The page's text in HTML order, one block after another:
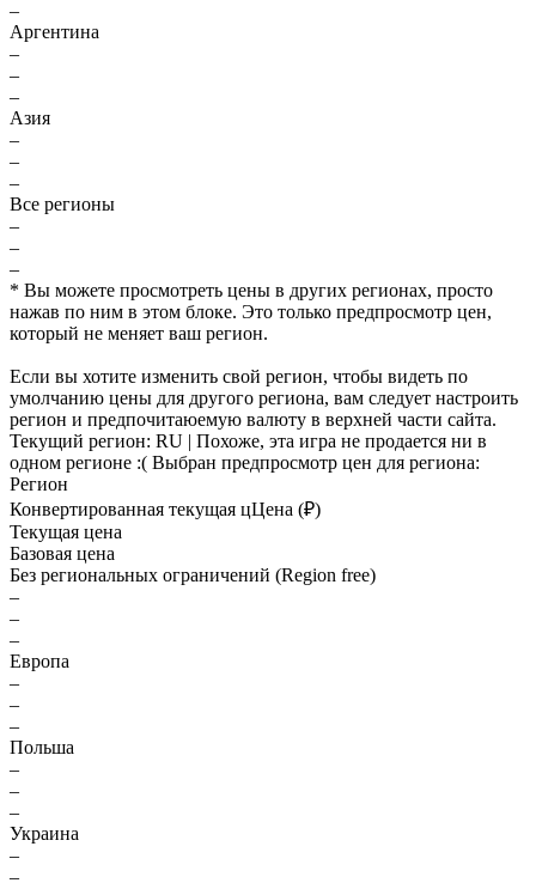
–
Аргентина
–
–
–
Азия
–
–
–
Все регионы
–
–
–
* Вы можете просмотреть цены в других регионах, просто
нажав по ним в этом блоке. Это только предпросмотр цен,
который не меняет ваш регион.
Если вы хотите изменить свой регион, чтобы видеть по
умолчанию цены для другого региона, вам следует настроить
регион и предпочитаюемую валюту в верхней части сайта.
Текущий регион: RU | Похоже, эта игра не продается ни в
одном регионе :( Выбран предпросмотр цен для региона:
Регион
Конвертированная текущая цЦена (₽)
Текущая цена
Базовая цена
Без региональных ограничений (Region free)
–
–
–
Европа
–
–
–
Польша
–
–
–
Украина
–
–